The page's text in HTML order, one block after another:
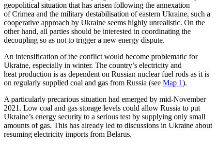
geopolitical situation that has arisen following the annexation
of Crimea and the military destabilisation of eastern Ukraine, such a
cooperative ap­proach by Ukraine seems highly unrealistic. On the
other hand, all parties should be inter­ested in coordinating the
decoupling so as not to trigger a new energy dispute.
An intensification of the conflict would become problematic for
Ukraine, especially in winter. The country’s electricity and
heat production is as dependent on Russian nuclear fuel rods as it is
on regularly sup­plied coal and gas from Russia (see Map 1).
A particularly precarious situation had emerged by mid-November
2021. Low coal and gas storage levels could allow Russia to put
Ukraine’s energy security to a serious test by supplying only small
amounts of gas. This has already led to discussions in Ukraine about
resuming electricity imports from Belarus.